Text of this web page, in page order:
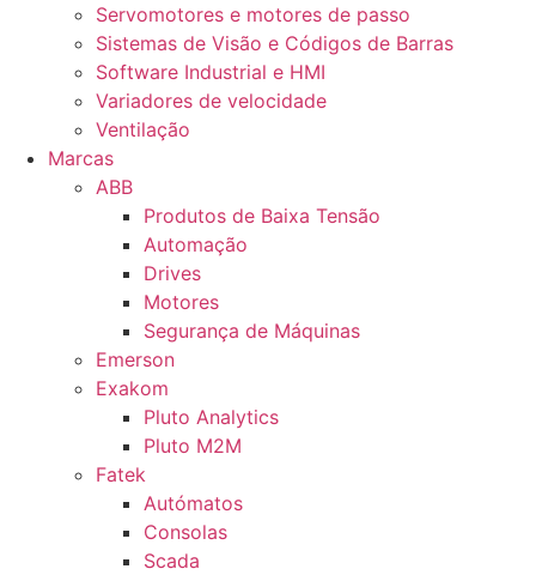
Servomotores e motores de passo
Sistemas de Visão e Códigos de Barras
Software Industrial e HMI
Variadores de velocidade
Ventilação
Marcas
ABB
Produtos de Baixa Tensão
Automação
Drives
Motores
Segurança de Máquinas
Emerson
Exakom
Pluto Analytics
Pluto M2M
Fatek
Autómatos
Consolas
Scada